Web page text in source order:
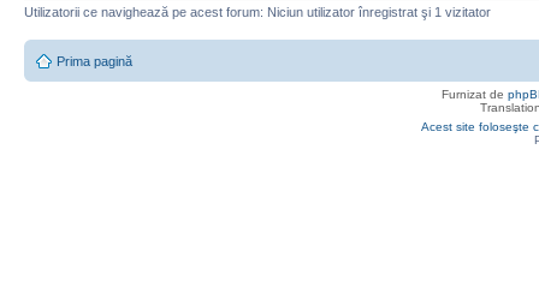
Utilizatorii ce navighează pe acest forum: Niciun utilizator înregistrat şi 1 vizitator
Prima pagină
Furnizat de
Acest site foloseşte